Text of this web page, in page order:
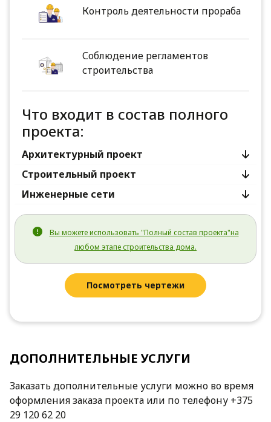
Контроль деятельности прораба
Соблюдение регламентов
строительства
Что входит в состав полного
проекта:
Архитектурный проект
Строительный проект
Инженерные сети
Вы можете использовать "Полный состав проекта"на
любом этапе строительства дома.
Посмотреть чертежи
ДОПОЛНИТЕЛЬНЫЕ УСЛУГИ
Заказать дополнительные услуги можно во время
оформления заказа проекта или по телефону +375
29 120 62 20